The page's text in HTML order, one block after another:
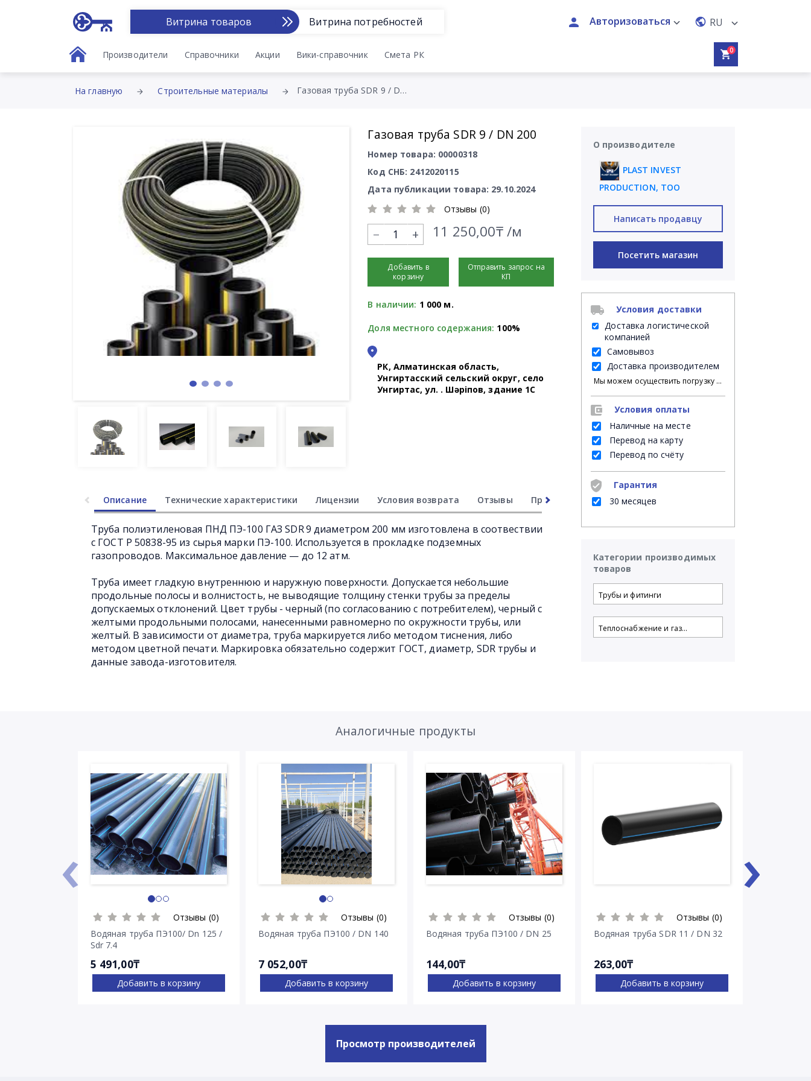
Витрина товаров Витрина потребностей Авторизоваться RU
Производители Справочники Акции Вики-справочник Смета РК 0
На главную Строительные материалы Газовая труба SDR 9 / DN 200
Газовая труба SDR 9 / DN 200
Номер товара: 00000318
Код СНБ: 2412020115
Дата публикации товара: 29.10.2024
Отзывы (0)
+ 11 250,00₸ /м
Добавить в
корзину
Отправить запрос на
КП
В наличии: 1 000 м.
Доля местного содержания: 100%
РК, Алматинская область,
Унгиртасский сельский округ, село
Унгиртас, ул. Қ. Шәріпов, здание 1С
Описание Технические характеристики Лицензии Условия возврата Отзывы Прочее Часто задаваемые вопросы
Труба полиэтиленовая ПНД ПЭ-100 ГАЗ SDR 9 диаметром 200 мм изготовлена в соотвествии
с ГОСТ Р 50838-95 из сырья марки ПЭ-100. Используется в прокладке подземных
газопроводов. Максимальное давление — до 12 атм.
Труба имеет гладкую внутреннюю и наружную поверхности. Допускается небольшие
продольные полосы и волнистость, не выводящие толщину стенки трубы за пределы
допускаемых отклонений. Цвет трубы - черный (по согласованию с потребителем), черный с
желтыми продольными полосами, нанесенными равномерно по окружности трубы, или
желтый. В зависимости от диаметра, труба маркируется либо методом тиснения, либо
методом цветной печати. Маркировка обязательно содержит ГОСТ, диаметр, SDR трубы и
данные завода-изготовителя.
О производителе
PLAST INVEST
PRODUCTION, ТОО
Написать продавцу
Посетить магазин
Условия доставки
Доставка логистической
компанией
Самовывоз
Доставка производителем
Мы можем осуществить погрузку продукции своими силами на Ваш личный транспорт либо на автомашину нанятой Вами транспортной компании; либо мы можем оказать услугу платной доставки на указанное Вами место доставки, при этом, разгрузку с автомашины в месте доставки осуществляет указанный Вами грузополучатель.
Условия оплаты
Наличные на месте
Перевод на карту
Перевод по счёту
Гарантия
30 месяцев
Категории производимых
товаров
Трубы и фитинги
Теплоснабжение и газ...
Аналогичные продукты
Отзывы (0)
Водяная труба ПЭ100/ Dn 125 /
Sdr 7.4
5 491,00₸
Добавить в корзину
Отзывы (0)
Водяная труба ПЭ100 / DN 140
7 052,00₸
Добавить в корзину
Отзывы (0)
Водяная труба ПЭ100 / DN 25
144,00₸
Добавить в корзину
Отзывы (0)
Водяная труба SDR 11 / DN 32
263,00₸
Добавить в корзину
‹ ›
Просмотр производителей